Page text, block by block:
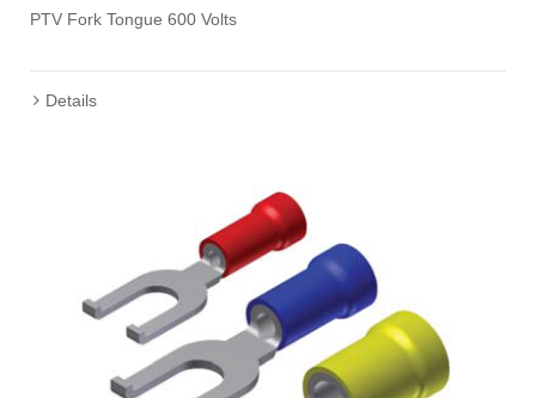
PTV Fork Tongue 600 Volts
Details